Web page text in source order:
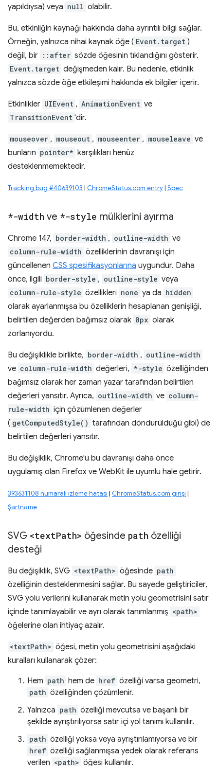
yapıldıysa) veya null olabilir.
Bu, etkinliğin kaynağı hakkında daha ayrıntılı bilgi sağlar.
Örneğin, yalnızca nihai kaynak öğe ( Event.target )
değil, bir ::after sözde öğesinin tıklandığını gösterir.
Event.target değişmeden kalır. Bu nedenle, etkinlik
yalnızca sözde öğe etkileşimi hakkında ek bilgiler içerir.
Etkinlikler UIEvent , AnimationEvent ve
TransitionEvent 'dir.
mouseover , mouseout , mouseenter , mouseleave ve
bunların pointer* karşılıkları henüz
desteklenmemektedir.
Tracking bug #40639103 | ChromeStatus.com entry| Spec
*-width ve *-style mülklerini ayırma
Chrome 147, border-width , outline-width ve
column-rule-width özelliklerinin davranışı için
güncellenen CSS spesifikasyonlarına uygundur. Daha
önce, ilgili border-style , outline-style veya
column-rule-style özellikleri none ya da hidden
olarak ayarlanmışsa bu özelliklerin hesaplanan genişliği,
belirtilen değerden bağımsız olarak 0px olarak
zorlanıyordu.
Bu değişiklikle birlikte, border-width , outline-width
ve column-rule-width değerleri, *-style özelliğinden
bağımsız olarak her zaman yazar tarafından belirtilen
değerleri yansıtır. Ayrıca, outline-width ve column-
rule-width için çözümlenen değerler
( getComputedStyle() tarafından döndürüldüğü gibi) de
belirtilen değerleri yansıtır.
Bu değişiklik, Chrome'u bu davranışı daha önce
uygulamış olan Firefox ve WebKit ile uyumlu hale getirir.
393631108 numaralı izleme hatası | ChromeStatus.com girişi |
Şartname
SVG <textPath> öğesinde path özelliği
desteği
Bu değişiklik, SVG <textPath> öğesinde path
özelliğinin desteklenmesini sağlar. Bu sayede geliştiriciler,
SVG yolu verilerini kullanarak metin yolu geometrisini satır
içinde tanımlayabilir ve ayrı olarak tanımlanmış <path>
öğelerine olan ihtiyaç azalır.
<textPath> öğesi, metin yolu geometrisini aşağıdaki
kuralları kullanarak çözer:
Hem path hem de href özelliği varsa geometri,
path özelliğinden çözümlenir.
Yalnızca path özelliği mevcutsa ve başarılı bir
şekilde ayrıştırılıyorsa satır içi yol tanımı kullanılır.
path özelliği yoksa veya ayrıştırılamıyorsa ve bir
href özelliği sağlanmışsa yedek olarak referans
verilen <path> öğesi kullanılır.